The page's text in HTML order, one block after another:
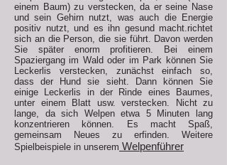
einem Baum) zu verstecken, da er seine Nase
und sein Gehirn nutzt, was auch die Energie
positiv nutzt, und es ihn gesund macht.richtet
sich an die Person, die sie führt. Davon werden
Sie später enorm profitieren. Bei einem
Spaziergang im Wald oder im Park können Sie
Leckerlis verstecken, zunächst einfach so,
dass der Hund sie sieht. Dann können Sie
einige Leckerlis in der Rinde eines Baumes,
unter einem Blatt usw. verstecken. Nicht zu
lange, da sich Welpen etwa 5 Minuten lang
konzentrieren können. Es macht Spaß,
gemeinsam Neues zu erfinden. Weitere
Spielbeispiele in unserem Welpenführer